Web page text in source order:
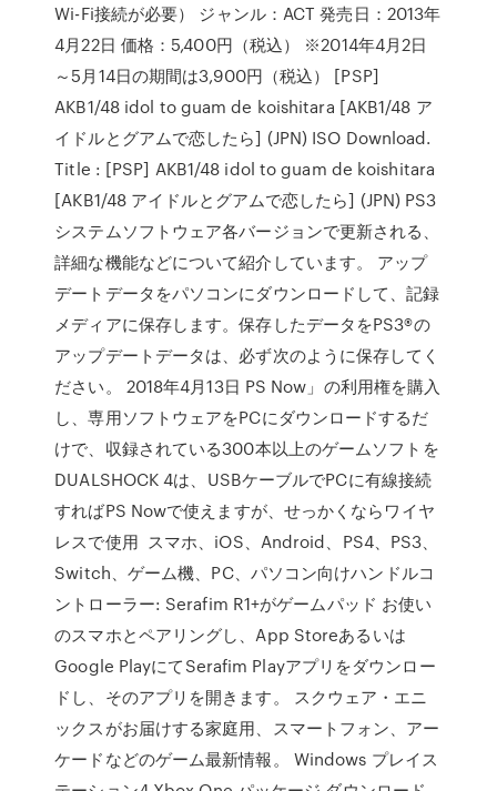
Wi-Fi接続が必要） ジャンル：ACT 発売日：2013年
4月22日 価格：5,400円（税込） ※2014年4月2日
～5月14日の期間は3,900円（税込） [PSP]
AKB1/48 idol to guam de koishitara [AKB1/48 ア
イドルとグアムで恋したら] (JPN) ISO Download.
Title : [PSP] AKB1/48 idol to guam de koishitara
[AKB1/48 アイドルとグアムで恋したら] (JPN) PS3
システムソフトウェア各バージョンで更新される、
詳細な機能などについて紹介しています。 アップ
デートデータをパソコンにダウンロードして、記録
メディアに保存します。保存したデータをPS3®の
アップデートデータは、必ず次のように保存してく
ださい。 2018年4月13日 PS Now」の利用権を購入
し、専用ソフトウェアをPCにダウンロードするだ
けで、収録されている300本以上のゲームソフトを
DUALSHOCK 4は、USBケーブルでPCに有線接続
すればPS Nowで使えますが、せっかくならワイヤ
レスで使用 スマホ、iOS、Android、PS4、PS3、
Switch、ゲーム機、PC、パソコン向けハンドルコ
ントローラー: Serafim R1+がゲームパッド お使い
のスマホとペアリングし、App Storeあるいは
Google PlayにてSerafim Playアプリをダウンロー
ドし、そのアプリを開きます。 スクウェア・エニ
ックスがお届けする家庭用、スマートフォン、アー
ケードなどのゲーム最新情報。 Windows プレイス